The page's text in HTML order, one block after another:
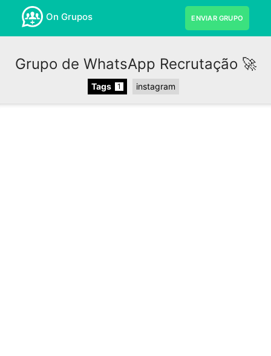
On Grupos ENVIAR GRUPO
Grupo de WhatsApp Recrutação 🚀
Tags 1 instagram